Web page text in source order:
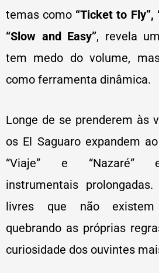
temas como “Ticket to Fly”,
“Slow and Easy”, revela
tem medo do volume,
como ferramenta dinâmica.
Longe de se prenderem às
os El Saguaro expandem
“Viaje” e “Nazaré”
instrumentais
livres que não existem
quebrando as próprias
curiosidade dos ouvintes